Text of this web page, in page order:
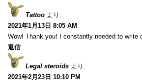
Tattoo より:
2021年1月13日 8:05 AM
Wow! Thank you! I constantly needed to
返信
Legal steroids より:
2021年2月23日 10:10 PM